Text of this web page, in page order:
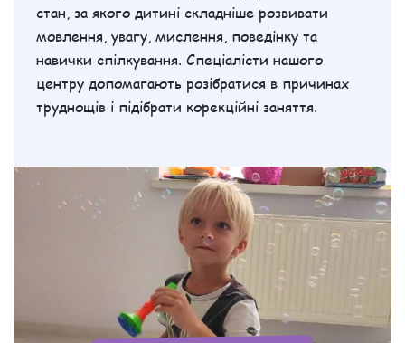
стан, за якого дитині складніше розвивати
мовлення, увагу, мислення, поведінку та
навички спілкування. Спеціалісти нашого
центру допомагають розібратися в причинах
труднощів і підібрати корекційні заняття.